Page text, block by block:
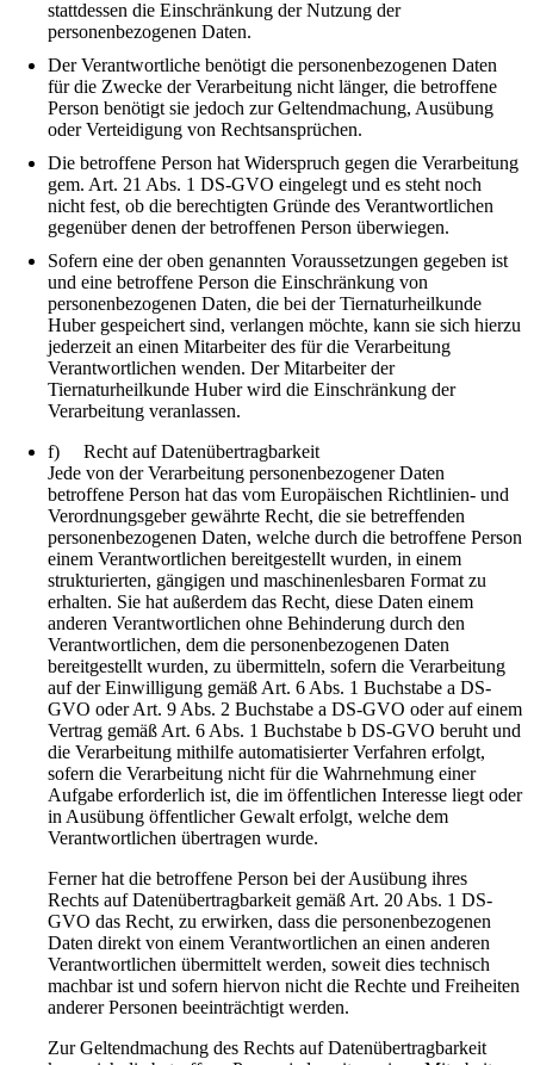
stattdessen die Einschränkung der Nutzung der
personenbezogenen Daten.
Der Verantwortliche benötigt die personenbezogenen Daten
für die Zwecke der Verarbeitung nicht länger, die betroffene
Person benötigt sie jedoch zur Geltendmachung, Ausübung
oder Verteidigung von Rechtsansprüchen.
Die betroffene Person hat Widerspruch gegen die Verarbeitung
gem. Art. 21 Abs. 1 DS-GVO eingelegt und es steht noch
nicht fest, ob die berechtigten Gründe des Verantwortlichen
gegenüber denen der betroffenen Person überwiegen.
Sofern eine der oben genannten Voraussetzungen gegeben ist
und eine betroffene Person die Einschränkung von
personenbezogenen Daten, die bei der Tiernaturheilkunde
Huber gespeichert sind, verlangen möchte, kann sie sich hierzu
jederzeit an einen Mitarbeiter des für die Verarbeitung
Verantwortlichen wenden. Der Mitarbeiter der
Tiernaturheilkunde Huber wird die Einschränkung der
Verarbeitung veranlassen.
f) Recht auf Datenübertragbarkeit
Jede von der Verarbeitung personenbezogener Daten
betroffene Person hat das vom Europäischen Richtlinien- und
Verordnungsgeber gewährte Recht, die sie betreffenden
personenbezogenen Daten, welche durch die betroffene Person
einem Verantwortlichen bereitgestellt wurden, in einem
strukturierten, gängigen und maschinenlesbaren Format zu
erhalten. Sie hat außerdem das Recht, diese Daten einem
anderen Verantwortlichen ohne Behinderung durch den
Verantwortlichen, dem die personenbezogenen Daten
bereitgestellt wurden, zu übermitteln, sofern die Verarbeitung
auf der Einwilligung gemäß Art. 6 Abs. 1 Buchstabe a DS-
GVO oder Art. 9 Abs. 2 Buchstabe a DS-GVO oder auf einem
Vertrag gemäß Art. 6 Abs. 1 Buchstabe b DS-GVO beruht und
die Verarbeitung mithilfe automatisierter Verfahren erfolgt,
sofern die Verarbeitung nicht für die Wahrnehmung einer
Aufgabe erforderlich ist, die im öffentlichen Interesse liegt oder
in Ausübung öffentlicher Gewalt erfolgt, welche dem
Verantwortlichen übertragen wurde.
Ferner hat die betroffene Person bei der Ausübung ihres
Rechts auf Datenübertragbarkeit gemäß Art. 20 Abs. 1 DS-
GVO das Recht, zu erwirken, dass die personenbezogenen
Daten direkt von einem Verantwortlichen an einen anderen
Verantwortlichen übermittelt werden, soweit dies technisch
machbar ist und sofern hiervon nicht die Rechte und Freiheiten
anderer Personen beeinträchtigt werden.
Zur Geltendmachung des Rechts auf Datenübertragbarkeit